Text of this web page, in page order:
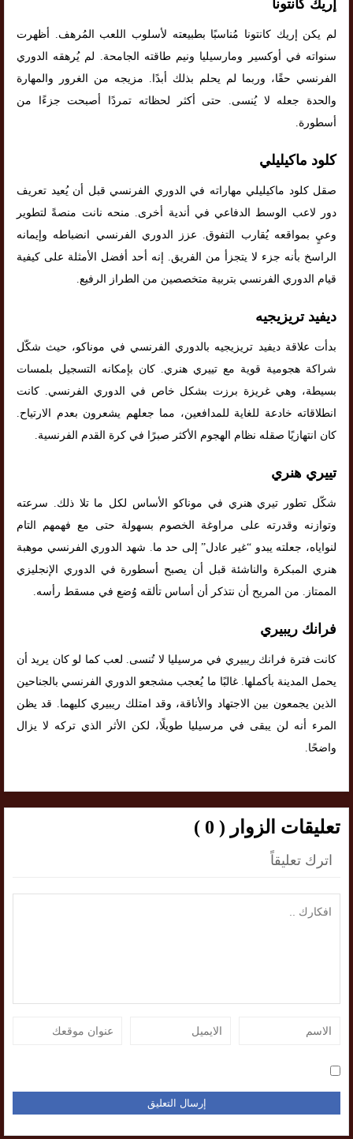
إريك كانتونا
لم يكن إريك كانتونا مُناسبًا بطبيعته لأسلوب اللعب المُرهف. أظهرت
سنواته في أوكسير ومارسيليا ونيم طاقته الجامحة. لم يُرهقه الدوري
الفرنسي حقًا، وربما لم يحلم بذلك أبدًا. مزيجه من الغرور والمهارة
والحدة جعله لا يُنسى. حتى أكثر لحظاته تمردًا أصبحت جزءًا من
أسطورة.
كلود ماكيليلي
صقل كلود ماكيليلي مهاراته في الدوري الفرنسي قبل أن يُعيد تعريف
دور لاعب الوسط الدفاعي في أندية أخرى. منحه نانت منصةً لتطوير
وعيٍ بمواقعه يُقارب التفوق. عزز الدوري الفرنسي انضباطه وإيمانه
الراسخ بأنه جزء لا يتجزأ من الفريق. إنه أحد أفضل الأمثلة على كيفية
قيام الدوري الفرنسي بتربية متخصصين من الطراز الرفيع.
ديفيد تريزيجيه
بدأت علاقة ديفيد تريزيجيه بالدوري الفرنسي في موناكو، حيث شكّل
شراكة هجومية قوية مع تييري هنري. كان بإمكانه التسجيل بلمسات
بسيطة، وهي غريزة برزت بشكل خاص في الدوري الفرنسي. كانت
انطلاقاته خادعة للغاية للمدافعين، مما جعلهم يشعرون بعدم الارتياح.
كان انتهازيًا صقله نظام الهجوم الأكثر صبرًا في كرة القدم الفرنسية.
تييري هنري
شكّل تطور تيري هنري في موناكو الأساس لكل ما تلا ذلك. سرعته
وتوازنه وقدرته على مراوغة الخصوم بسهولة حتى مع فهمهم التام
لنواياه، جعلته يبدو “غير عادل” إلى حد ما. شهد الدوري الفرنسي موهبة
هنري المبكرة والناشئة قبل أن يصبح أسطورة في الدوري الإنجليزي
الممتاز. من المريح أن نتذكر أن أساس تألقه وُضع في مسقط رأسه.
فرانك ريبيري
كانت فترة فرانك ريبيري في مرسيليا لا تُنسى. لعب كما لو كان يريد أن
يحمل المدينة بأكملها. غالبًا ما يُعجب مشجعو الدوري الفرنسي بالجناحين
الذين يجمعون بين الاجتهاد والأناقة، وقد امتلك ريبيري كليهما. قد يظن
المرء أنه لن يبقى في مرسيليا طويلًا، لكن الأثر الذي تركه لا يزال
واضحًا.
تعليقات الزوار ( 0 )
اترك تعليقاً